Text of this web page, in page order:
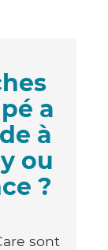
a
à
ou
?
sont